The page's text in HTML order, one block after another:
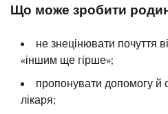
Що може зробити
не знецінювати почуття
«іншим ще гірше»;
пропонувати допомогу й
лікаря;